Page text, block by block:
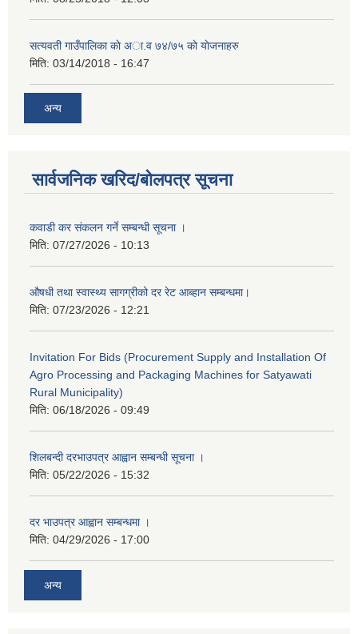
सत्यवती गाउँपालिका काे अा‍.व ७४/७५ काे याेजनाहरु
मिति: 03/14/2018 - 16:47
अन्य
सार्वजनिक खरिद/बोलपत्र सूचना
कवाडी कर संकलन गर्ने सम्बन्धी सूचना ।
मिति: 07/27/2026 - 10:13
औषधी तथा स्वास्थ्य सागग्रीको दर रेट आब्हान सम्बन्धमा।
मिति: 07/23/2026 - 12:21
Invitation For Bids (Procurement Supply and Installation Of
Agro Processing and Packaging Machines for Satyawati
Rural Municipality)
मिति: 06/18/2026 - 09:49
शिलबन्दी दरभाउपत्र आह्वान सम्बन्धी सूचना ।
मिति: 05/22/2026 - 15:32
दर भाउपत्र आह्वान सम्बन्धमा ।
मिति: 04/29/2026 - 17:00
अन्य